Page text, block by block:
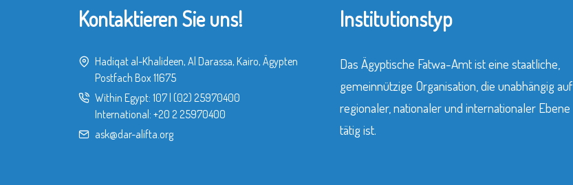
Kontaktieren Sie uns!
Hadiqat al-Khalideen, Al Darassa, Kairo, Ägypten
Postfach Box 11675
Within Egypt: 107 (02) 25970400
International: +20 2 25970400
ask@dar-alifta.org
Institutionstyp
Das Ägyptische Fatwa-Amt ist eine staatliche,
gemeinnützige Organisation, die unabhängig auf
regionaler, nationaler und internationaler Ebene
tätig ist.